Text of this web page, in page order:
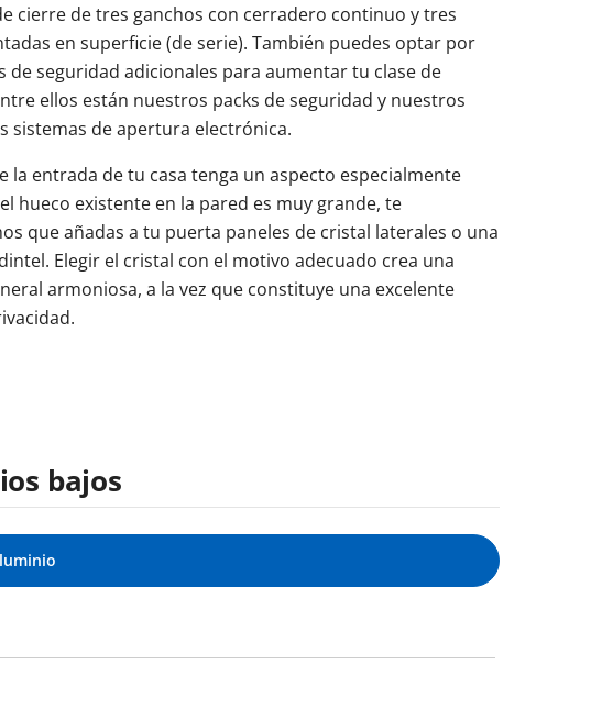
cierre de tres ganchos con cerradero continuo y tres
en superficie (de serie). También puedes optar por
de seguridad adicionales para aumentar tu clase de
ellos están nuestros packs de seguridad y nuestros
sistemas de apertura electrónica.
la entrada de tu casa tenga un aspecto especialmente
hueco existente en la pared es muy grande, te
que añadas a tu puerta paneles de cristal laterales o una
Elegir el cristal con el motivo adecuado crea una
armoniosa, a la vez que constituye una excelente
bajos